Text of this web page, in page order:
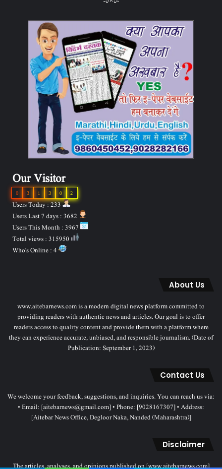
Our Visitor
2
0
3
1
3
0
Users Today : 233
About Us
www.aitebarnews.com is a modern digital news platform committed to
providing readers with authentic news and articles. Our goal is to offer
readers access to quality content and provide them with a platform where
they can experience accurate, unbiased, and responsible journalism. (Date of
Publication: September 1, 2023)
Contact Us
We welcome your feedback, suggestions, and inquiries. You can reach us via:
• Email: [aitebarnews@gmail.com] • Phone: [9028167307] • Address:
[Aitebar News Office, Degloor Naka, Nanded (Maharashtra)]
Disclaimer
The articles, analyses, and opinions published on [www.aitebarnews.com]